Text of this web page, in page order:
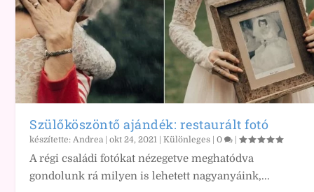
Szülőköszöntő ajándék: restaurált fotó
készítette:Andrea |okt 24, 2021 |Különleges |0 |
A régi családi fotókat nézegetve meghatódva
gondolunk rá milyen is lehetett nagyanyáink,...